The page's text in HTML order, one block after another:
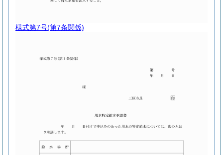
様式第7号(第7条関係)